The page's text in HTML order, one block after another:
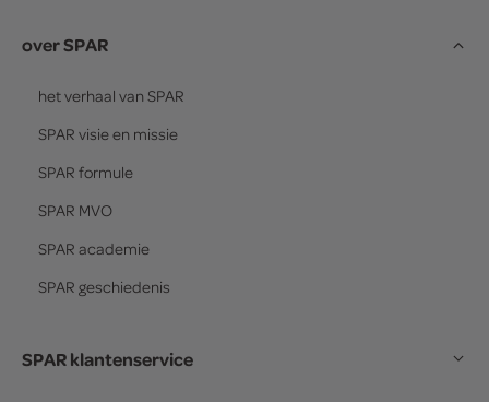
over SPAR
het verhaal van SPAR
SPAR visie en missie
SPAR formule
SPAR MVO
SPAR academie
SPAR geschiedenis
SPAR klantenservice